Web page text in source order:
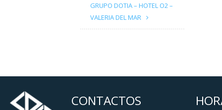
GRUPO DOTIA – HOTEL O2 –
VALERIA DEL MAR
CONTACTOS